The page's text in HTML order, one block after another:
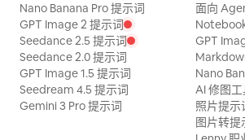
Nano Banana Pro 提示词
GPT Image 2 提示词
Seedance 2.5 提示词
Seedance 2.0 提示词
GPT Image 1.5 提示词
Seedream 4.5 提示词
Gemini 3 Pro 提示词
面向
GPT
Nano
AI 修图
照片提示
图片转提